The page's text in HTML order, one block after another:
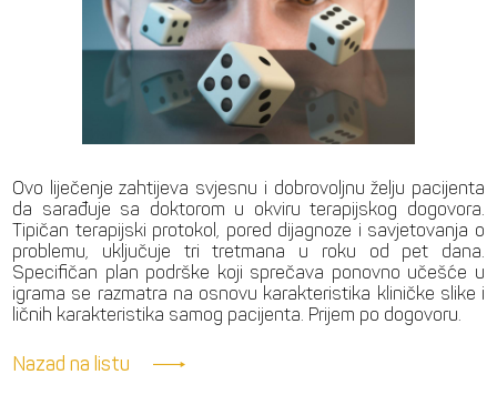
Ovo liječenje zahtijeva svjesnu i dobrovoljnu želju pacijenta
da sarađuje sa doktorom u okviru terapijskog dogovora.
Tipičan terapijski protokol, pored dijagnoze i savjetovanja o
problemu, uključuje tri tretmana u roku od pet dana.
Specifičan plan podrške koji sprečava ponovno učešće u
igrama se razmatra na osnovu karakteristika kliničke slike i
ličnih karakteristika samog pacijenta. Prijem po dogovoru.
Nazad na listu